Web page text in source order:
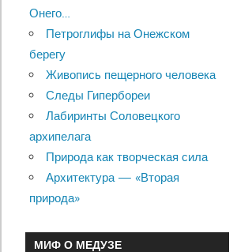
Онего…
Петроглифы на Онежском
берегу
Живопись пещерного человека
Следы Гипербореи
Лабиринты Соловецкого
архипелага
Природа как творческая сила
Архитектура — «Вторая
природа»
МИФ О МЕДУЗЕ